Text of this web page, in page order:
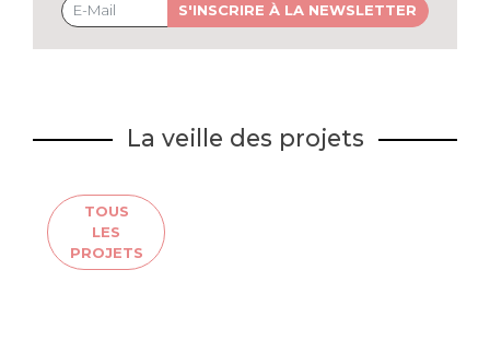
S'INSCRIRE À LA NEWSLETTER
La veille des projets
TOUS
LES
PROJETS